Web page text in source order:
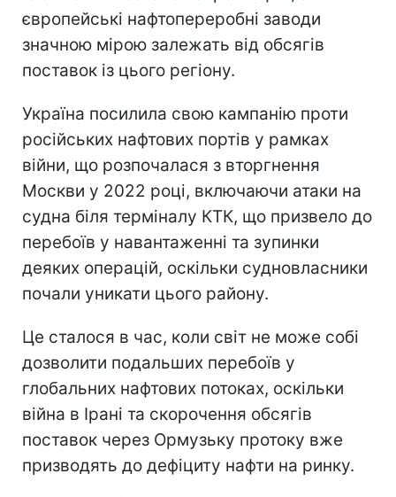
європейські нафтопереробні заводи
значною мірою залежать від обсягів
поставок із цього регіону.
Україна посилила свою кампанію проти
російських нафтових портів у рамках
війни, що розпочалася з вторгнення
Москви у 2022 році, включаючи атаки на
судна біля терміналу КТК, що призвело до
перебоїв у навантаженні та зупинки
деяких операцій, оскільки судновласники
почали уникати цього району.
Це сталося в час, коли світ не може собі
дозволити подальших перебоїв у
глобальних нафтових потоках, оскільки
війна в Ірані та скорочення обсягів
поставок через Ормузьку протоку вже
призводять до дефіциту нафти на ринку.